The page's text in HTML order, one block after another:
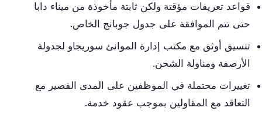
قواعد تعريفات مؤقتة ولكن ثابتة مأخوذة من ميناء دابا
حتى تتم الموافقة على جدول جوبانج الخاص.
تنسيق أوثق مع مكتب إدارة الموانئ سوريجاو لجدولة
الأرصفة ومناولة الشحن.
تغييرات محتملة في الموظفين على المدى القصير مع
التعاقد مع المقاولين بموجب عقود خدمة.